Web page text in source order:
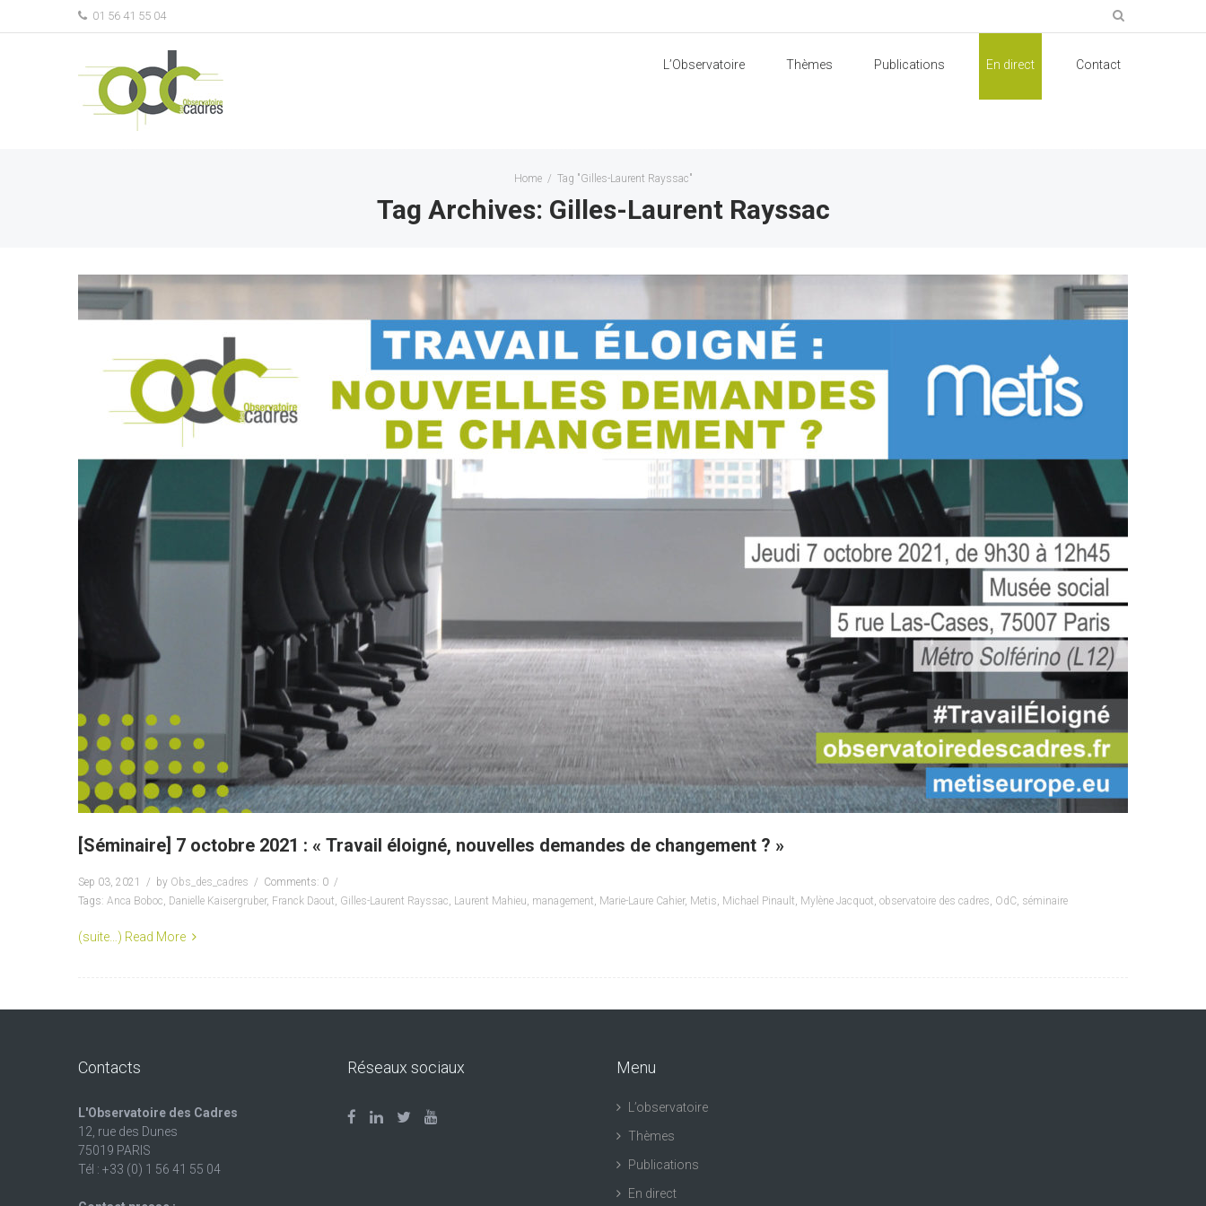
01 56 41 55 04
L’Observatoire Thèmes Publications En direct Contact
Home / Tag "Gilles-Laurent Rayssac"
Tag Archives: Gilles-Laurent Rayssac
[Séminaire] 7 octobre 2021 : « Travail éloigné, nouvelles demandes de changement ? »
Sep 03, 2021 by Obs_des_cadres
Comments: 0
Tags: Anca Boboc, Danielle Kaisergruber, Franck Daout, Gilles-Laurent Rayssac, Laurent Mahieu, management, Marie-Laure Cahier, Metis, Michael Pinault, Mylène Jacquot, observatoire des cadres, OdC, séminaire
(suite…) Read More
Contacts
L'Observatoire des Cadres
12, rue des Dunes
75019 PARIS
Tél : +33 (0) 1 56 41 55 04
Réseaux sociaux Menu
L’observatoire
Thèmes
Publications
En direct